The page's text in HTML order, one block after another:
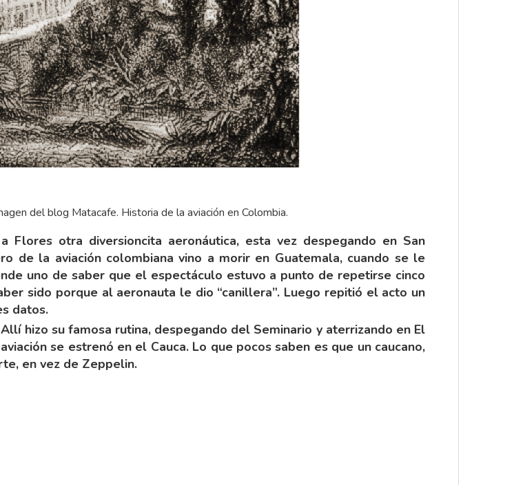
del blog Matacafe. Historia de la aviación en Colombia.
otra diversioncita aeronáutica, esta vez despegando en San
de la aviación colombiana vino a morir en Guatemala, cuando se le
uno de saber que el espectáculo estuvo a punto de repetirse cinco
sido porque al aeronauta le dio “canillera”. Luego repitió el acto un
datos.
hizo su famosa rutina, despegando del Seminario y aterrizando en El
se estrenó en el Cauca. Lo que pocos saben es que un caucano,
en vez de Zeppelin.